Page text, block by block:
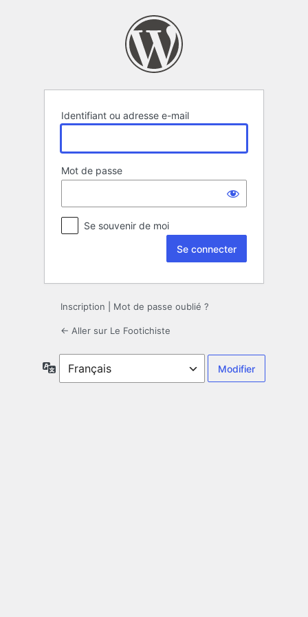
Identifiant ou adresse e-mail
Mot de passe
Se souvenir de moi
Inscription Mot de passe oublié ?
← Aller sur Le Footichiste
Langue